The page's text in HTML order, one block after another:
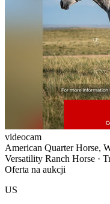
videocam
American Quarter Horse,
Versatility Ranch Horse ·
Oferta na aukcji
US